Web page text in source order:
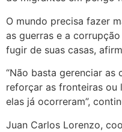
O mundo precisa fazer
as guerras e a
fugir de suas casas,
“Não basta gerenciar as
reforçar as fronteiras ou
elas já ocorreram”,
Juan Carlos Lorenzo,